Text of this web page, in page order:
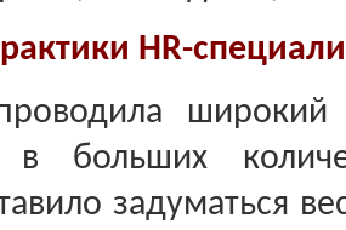
HR-
в больших
задуматься